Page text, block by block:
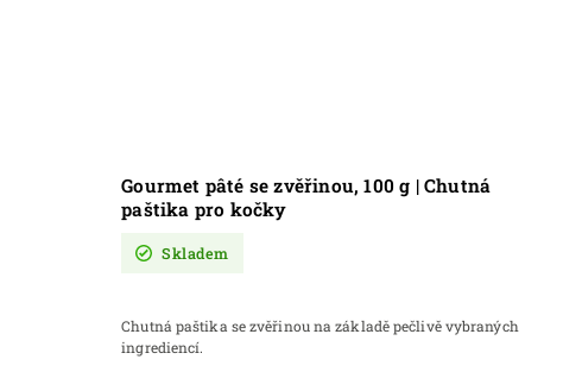
Gourmet pâté se zvěřinou, 100 g | Chutná
paštika pro kočky
Skladem
Chutná paštika se zvěřinou na základě pečlivě vybraných
ingrediencí.